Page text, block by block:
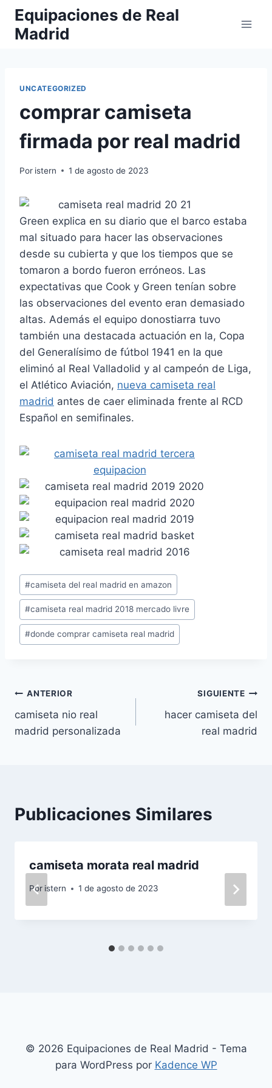
Saltar
contenido
Equipaciones de Real
Madrid
UNCATEGORIZED
comprar camiseta
firmada por real madrid
Por istern 1 de agosto de 2023
Green explica en su diario que el barco estaba
mal situado para hacer las observaciones
desde su cubierta y que los tiempos que se
tomaron a bordo fueron erróneos. Las
expectativas que Cook y Green tenían sobre
las observaciones del evento eran demasiado
altas. Además el equipo donostiarra tuvo
también una destacada actuación en la, Copa
del Generalísimo de fútbol 1941 en la que
eliminó al Real Valladolid y al campeón de Liga,
el Atlético Aviación, nueva camiseta real
madrid antes de caer eliminada frente al RCD
Español en semifinales.
Etiquetas
de
la
entrada:
#camiseta del real madrid en amazon
#camiseta real madrid 2018 mercado livre
#donde comprar camiseta real madrid
Navegación
de
ANTERIOR
camiseta nio real
madrid personalizada
SIGUIENTE
hacer camiseta del
real madrid
Publicaciones Similares
camiseta morata real madrid
Por istern 1 de agosto de 2023
© 2026 Equipaciones de Real Madrid - Tema
para WordPress por Kadence WP